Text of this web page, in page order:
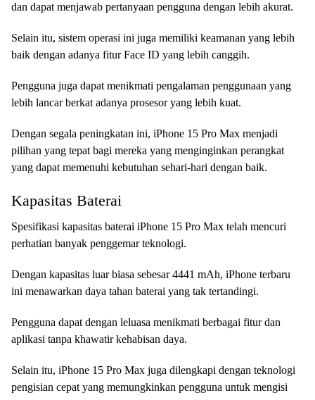
dan dapat menjawab pertanyaan pengguna dengan lebih akurat.
Selain itu, sistem operasi ini juga memiliki keamanan yang lebih
baik dengan adanya fitur Face ID yang lebih canggih.
Pengguna juga dapat menikmati pengalaman penggunaan yang
lebih lancar berkat adanya prosesor yang lebih kuat.
Dengan segala peningkatan ini, iPhone 15 Pro Max menjadi
pilihan yang tepat bagi mereka yang menginginkan perangkat
yang dapat memenuhi kebutuhan sehari-hari dengan baik.
Kapasitas Baterai
Spesifikasi kapasitas baterai iPhone 15 Pro Max telah mencuri
perhatian banyak penggemar teknologi.
Dengan kapasitas luar biasa sebesar 4441 mAh, iPhone terbaru
ini menawarkan daya tahan baterai yang tak tertandingi.
Pengguna dapat dengan leluasa menikmati berbagai fitur dan
aplikasi tanpa khawatir kehabisan daya.
Selain itu, iPhone 15 Pro Max juga dilengkapi dengan teknologi
pengisian cepat yang memungkinkan pengguna untuk mengisi